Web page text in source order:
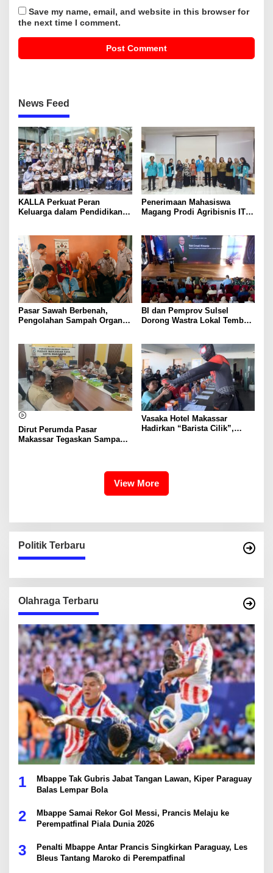
Save my name, email, and website in this browser for
the next time I comment.
News Feed
KALLA Perkuat Peran
Keluarga dalam Pendidikan
Penerimaan Mahasiswa
Magang Prodi Agribisnis ITP
Program MBKM
Pasar Sawah Berbenah,
Pengolahan Sampah Organik
BI dan Pemprov Sulsel
Dorong Wastra Lokal Tembus
Dirut Perumda Pasar
Makassar Tegaskan Sampah
Vasaka Hotel Makassar
Hadirkan “Barista Cilik”,
View More
Politik Terbaru
Olahraga Terbaru
1
Mbappe Tak Gubris Jabat Tangan Lawan, Kiper Paraguay
Balas Lempar Bola
2
Mbappe Samai Rekor Gol Messi, Prancis Melaju ke
Perempatfinal Piala Dunia 2026
3
Penalti Mbappe Antar Prancis Singkirkan Paraguay, Les
Bleus Tantang Maroko di Perempatfinal